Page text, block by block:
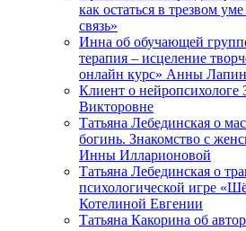
как остаться в трезвом
связь»
Инна об обучающей
терапия – исцеление
онлайн курс» Анны
Клиент о нейропсихологе
Викторовне
Татьяна Лебединская о
богинь. Знакомство с
Инны Илларионовой
Татьяна Лебединская о
психологической игре
Котелиной Евгении
Татьяна Какорина об